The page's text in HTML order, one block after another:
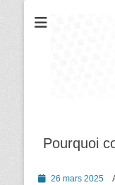
Pourquoi
Posted26 mars 2025